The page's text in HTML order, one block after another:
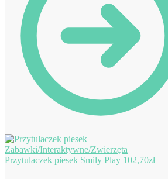
Przytulaczek piesek Smily Play 102,70zł